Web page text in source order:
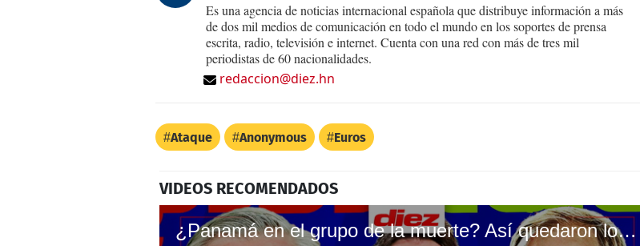
Es una agencia de noticias internacional española que distribuye información a más
de dos mil medios de comunicación en todo el mundo en los soportes de prensa
escrita, radio, televisión e internet. Cuenta con una red con más de tres mil
periodistas de 60 nacionalidades.
redaccion@diez.hn
Ataque Anonymous Euros
VIDEOS RECOMENDADOS
¿Panamá en el grupo de la muerte? Así quedaron los grupos del Mundial United 2026